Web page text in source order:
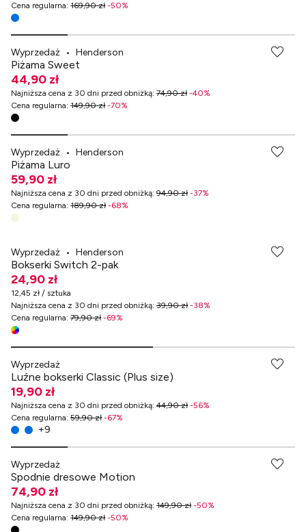
Cena regularna: 169,90 zł -50%
Wyprzedaż • Henderson
Piżama Sweet
44,90 zł
Najniższa cena z 30 dni przed obniżką: 74,90 zł -40%
Cena regularna: 149,90 zł -70%
Wyprzedaż • Henderson
Piżama Luro
59,90 zł
Najniższa cena z 30 dni przed obniżką: 94,90 zł -37%
Cena regularna: 189,90 zł -68%
Wyprzedaż • Henderson
Bokserki Switch 2-pak
24,90 zł
12,45 zł / sztuka
Najniższa cena z 30 dni przed obniżką: 39,90 zł -38%
Cena regularna: 79,90 zł -69%
Wyprzedaż
Luźne bokserki Classic (Plus size)
19,90 zł
Najniższa cena z 30 dni przed obniżką: 44,90 zł -56%
Cena regularna: 59,90 zł -67%
+9
Wyprzedaż
Spodnie dresowe Motion
74,90 zł
Najniższa cena z 30 dni przed obniżką: 149,90 zł -50%
Cena regularna: 149,90 zł -50%